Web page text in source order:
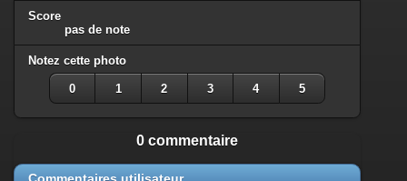
Score
pas de note
Notez cette photo
0 1 2 3 4 5
0 commentaire